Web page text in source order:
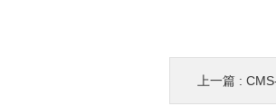
上一篇 :